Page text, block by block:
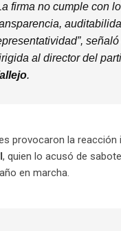
firma no cumple con
al director del
.
provocaron la reacción
, quien lo acusó de
en marcha.